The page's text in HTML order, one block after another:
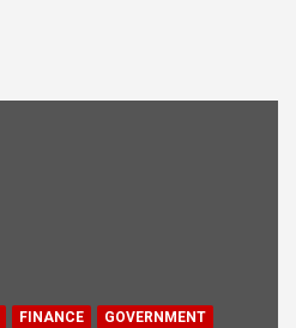
FINANCE
GOVERNMENT